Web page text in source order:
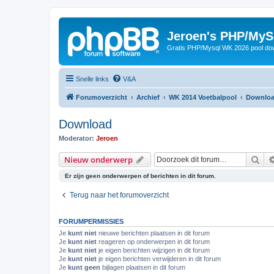
Jeroen's PHP/
Gratis PHP/Mysql WK 2026 pool
Snelle links V&A
Forumoverzicht Archief WK 2014 Voetbalpool
Download
Moderator: Jeroen
Nieuw onderwerp
Er zijn geen onderwerpen of berichten in dit forum.
Terug naar het forumoverzicht
FORUMPERMISSIES
Je kunt niet nieuwe berichten plaatsen in dit forum
Je kunt niet reageren op onderwerpen in dit forum
Je kunt niet je eigen berichten wijzigen in dit forum
Je kunt niet je eigen berichten verwijderen in dit forum
Je kunt geen bijlagen plaatsen in dit forum